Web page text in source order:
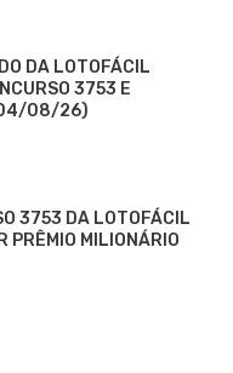
DA LOTOFÁCIL
3753 E
08/26)
3753 DA LOTOFÁCIL
PRÊMIO MILIONÁRIO